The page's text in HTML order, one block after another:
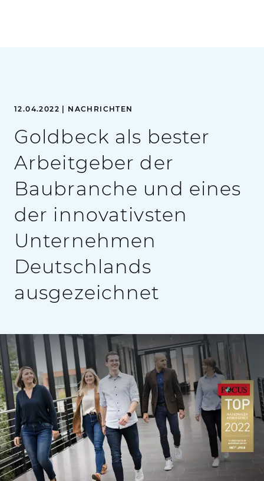
12.04.2022 | NACHRICHTEN
Goldbeck als bester
Arbeitgeber der
Baubranche und eines
der innovativsten
Unternehmen
Deutschlands
ausgezeichnet